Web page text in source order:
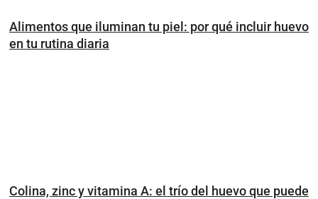
Alimentos que iluminan tu piel: por qué incluir huevo
en tu rutina diaria
Colina, zinc y vitamina A: el trío del huevo que puede